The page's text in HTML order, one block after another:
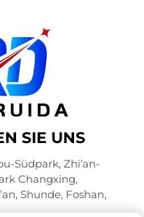
SIE UNS
Südpark, Zhi’an-
Changxing,
Shunde, Foshan,